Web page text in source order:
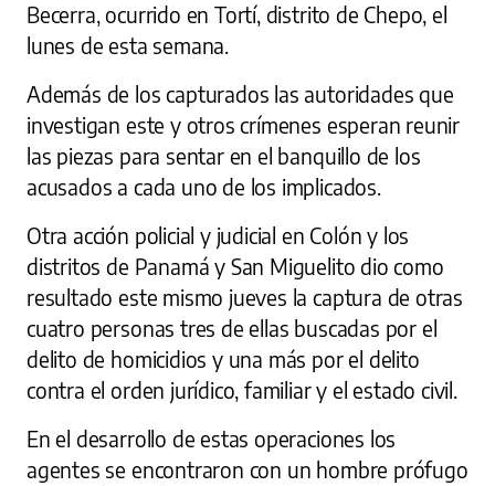
Becerra, ocurrido en Tortí, distrito de Chepo, el
lunes de esta semana.
Además de los capturados las autoridades que
investigan este y otros crímenes esperan reunir
las piezas para sentar en el banquillo de los
acusados a cada uno de los implicados.
Otra acción policial y judicial en Colón y los
distritos de Panamá y San Miguelito dio como
resultado este mismo jueves la captura de otras
cuatro personas tres de ellas buscadas por el
delito de homicidios y una más por el delito
contra el orden jurídico, familiar y el estado civil.
En el desarrollo de estas operaciones los
agentes se encontraron con un hombre prófugo